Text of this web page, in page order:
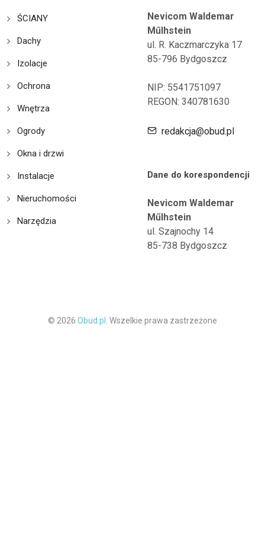
ŚCIANY
Dachy
Izolacje
Ochrona
Wnętrza
Ogrody
Okna i drzwi
Instalacje
Nieruchomości
Narzędzia
Nevicom Waldemar
Műlhstein
ul. R. Kaczmarczyka 17
85-796 Bydgoszcz
NIP: 5541751097
REGON: 340781630
redakcja@obud.pl
Dane do korespondencji
Nevicom Waldemar
Műlhstein
ul. Szajnochy 14
85-738 Bydgoszcz
© 2026 Obud.pl. Wszelkie prawa zastrzeżone